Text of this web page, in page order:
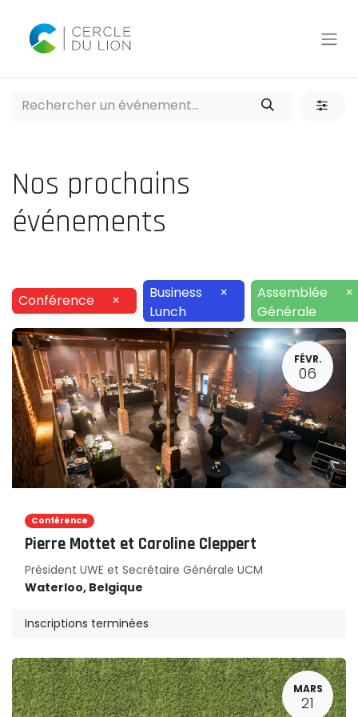
Nos prochains
événements
Conférence ×
Business
Lunch
×
Assemblée
Générale
×
FÉVR.
06
Conférence
Pierre Mottet et Caroline Cleppert
Président UWE et Secrétaire Générale UCM
Waterloo, Belgique
Inscriptions terminées
MARS
21